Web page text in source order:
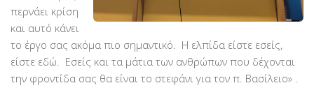
περνάει κρίση
και αυτό κάνει
το έργο σας ακόμα πιο σημαντικό. Η ελπίδα είστε εσείς,
είστε εδώ. Εσείς και τα μάτια των ανθρώπων που δέχονται
την φροντίδα σας θα είναι το στεφάνι για τον π. Βασίλειο» .